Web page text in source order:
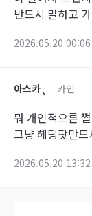
반드시 말하고
2026.05.20 00:06
아스카¸ 카인
뭐 개인적으론
그냥 헤딩팟만
2026.05.20 13:32